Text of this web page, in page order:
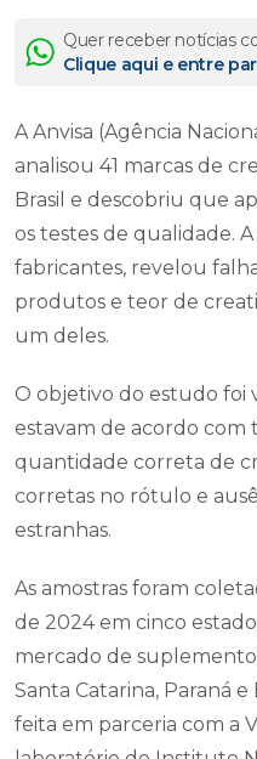
Quer receber notícias
Clique aqui e entre
A Anvisa (Agência
analisou 41 marcas de
Brasil e descobriu que
os testes de qualidade.
fabricantes, revelou
produtos e teor de
um deles.
O objetivo do estudo foi
estavam de acordo com
quantidade correta de
corretas no rótulo e
estranhas.
As amostras foram
de 2024 em cinco
mercado de
Santa Catarina, Paraná
feita em parceria com a